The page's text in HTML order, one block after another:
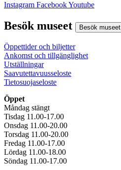
Instagram FacebookYoutube
Besök museet Besök museet
Öppettider och biljetter
Ankomst och tillgänglighet
Utställningar
Saavutettavuusseloste
Tietosuojaseloste
Öppet
Måndag stängt
Tisdag 11.00-17.00
Onsdag 11.00-20.00
Torsdag 11.00-20.00
Fredag 11.00-17.00
Lördag 11.00-18.00
Söndag 11.00-17.00